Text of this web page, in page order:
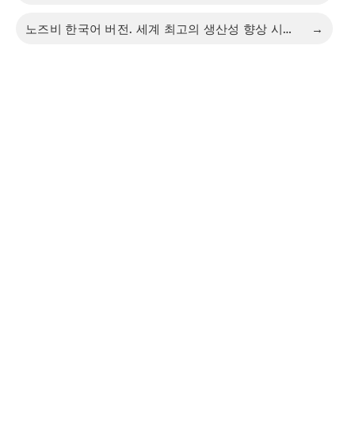
노즈비 한국어 버전. 세계 최고의 생산성 향상 시스템! →